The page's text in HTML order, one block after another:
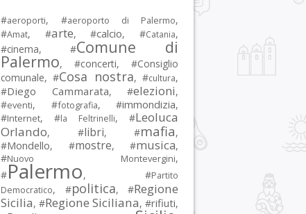
#aeroporti, #aeroporto di Palermo,
#Amat, #arte, #calcio, #Catania,
#cinema, #Comune di
Palermo, #concerti, #Consiglio
comunale, #Cosa nostra, #cultura,
#Diego Cammarata, #elezioni,
#eventi, #fotografia, #immondizia,
#Internet, #la Feltrinelli, #Leoluca
Orlando, #libri, #mafia,
#Mondello, #mostre, #musica,
#Nuovo Montevergini,
#Palermo, #Partito
Democratico, #politica, #Regione
Sicilia, #Regione Siciliana, #rifiuti,